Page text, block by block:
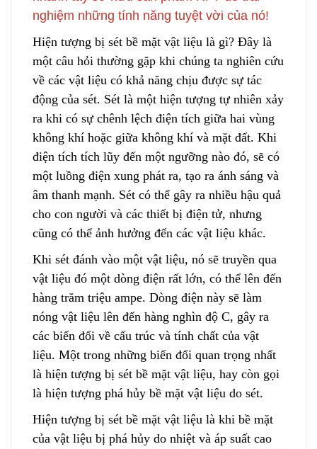
nghiệm những tính năng tuyệt vời của nó!
Hiện tượng bị sét bề mặt vật liệu là gì? Đây là
một câu hỏi thường gặp khi chúng ta nghiên cứu
về các vật liệu có khả năng chịu được sự tác
động của sét. Sét là một hiện tượng tự nhiên xảy
ra khi có sự chênh lệch điện tích giữa hai vùng
không khí hoặc giữa không khí và mặt đất. Khi
điện tích tích lũy đến một ngưỡng nào đó, sẽ có
một luồng điện xung phát ra, tạo ra ánh sáng và
âm thanh mạnh. Sét có thể gây ra nhiều hậu quả
cho con người và các thiết bị điện tử, nhưng
cũng có thể ảnh hưởng đến các vật liệu khác.
Khi sét đánh vào một vật liệu, nó sẽ truyền qua
vật liệu đó một dòng điện rất lớn, có thể lên đến
hàng trăm triệu ampe. Dòng điện này sẽ làm
nóng vật liệu lên đến hàng nghìn độ C, gây ra
các biến đổi về cấu trúc và tính chất của vật
liệu. Một trong những biến đổi quan trọng nhất
là hiện tượng bị sét bề mặt vật liệu, hay còn gọi
là hiện tượng phá hủy bề mặt vật liệu do sét.
Hiện tượng bị sét bề mặt vật liệu là khi bề mặt
của vật liệu bị phá hủy do nhiệt và áp suất cao